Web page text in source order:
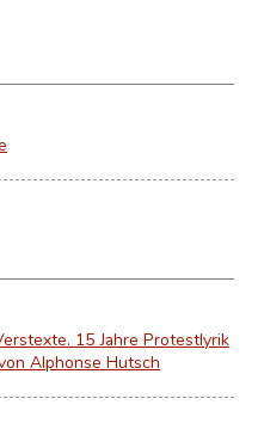
15 Jahre Protestlyrik
Alphonse Hutsch